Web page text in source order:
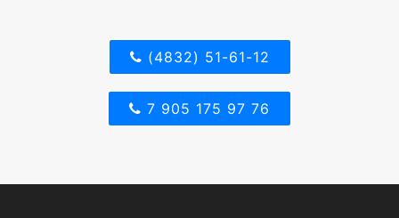
(4832) 51-61-12
7 905 175 97 76